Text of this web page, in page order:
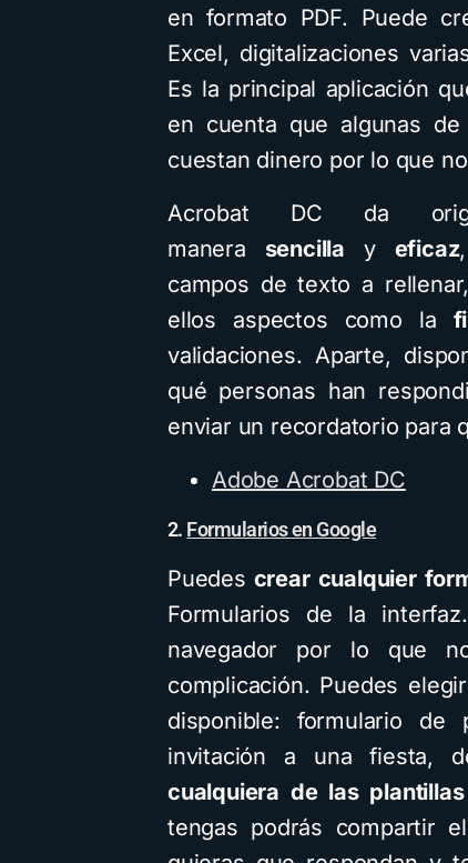
en formato PDF. Puede
Excel, digitalizaciones
Es la principal aplicación
en cuenta que algunas
cuestan dinero por lo que
Acrobat DC da
manera sencilla y eficaz
campos de texto a
ellos aspectos como la
validaciones. Aparte,
qué personas han
enviar un recordatorio para
Adobe Acrobat DC
2. Formularios en Google
Puedes crear cualquier
Formularios de la
navegador por lo que
complicación. Puedes
disponible: formulario
invitación a una fiesta,
cualquiera de las plantillas
tengas podrás compartir